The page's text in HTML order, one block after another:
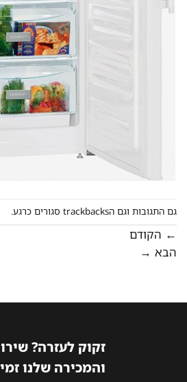
גם התגובות וגם הtrackbacks סגורים כרגע.
← הקודם
הבא →
זקוק לעזרה?
והמכירה שלנו